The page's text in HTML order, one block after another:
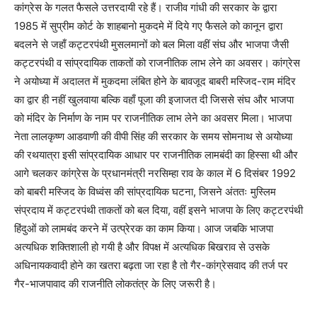
कांग्रेस के गलत फैसले उत्तरदायी रहे हैं। राजीव गांधी की सरकार के द्वारा
1985 में सुप्रीम कोर्ट के शाहबानो मुकदमे में दिये गए फैसले को कानून द्वारा
बदलने से जहाँ कट्टरपंथी मुसलमानों को बल मिला वहीं संघ और भाजपा जैसी
कट्टरपंथी व सांप्रदायिक ताकतों को राजनीतिक लाभ लेने का अवसर। कांग्रेस
ने अयोध्या में अदालत में मुकदमा लंबित होने के बावजूद बाबरी मस्जिद-राम मंदिर
का द्वार ही नहीं खुलवाया बल्कि वहाँ पूजा की इजाजत दी जिससे संघ और भाजपा
को मंदिर के निर्माण के नाम पर राजनीतिक लाभ लेने का अवसर मिला। भाजपा
नेता लालकृष्ण आडवाणी की वीपी सिंह की सरकार के समय सोमनाथ से अयोध्या
की रथयात्रा इसी सांप्रदायिक आधार पर राजनीतिक लामबंदी का हिस्सा थी और
आगे चलकर कांग्रेस के प्रधानमंत्री नरसिम्हा राव के काल में 6 दिसंबर 1992
को बाबरी मस्जिद के विध्वंस की सांप्रदायिक घटना, जिसने अंततः मुस्लिम
संप्रदाय में कट्टरपंथी ताकतों को बल दिया, वहीं इसने भाजपा के लिए कट्टरपंथी
हिंदुओं को लामबंद करने में उत्प्रेरक का काम किया। आज जबकि भाजपा
अत्यधिक शक्तिशाली हो गयी है और विपक्ष में अत्यधिक बिखराव से उसके
अधिनायकवादी होने का खतरा बढ़ता जा रहा है तो गैर-कांग्रेसवाद की तर्ज पर
गैर-भाजपावाद की राजनीति लोकतंत्र के लिए जरूरी है।